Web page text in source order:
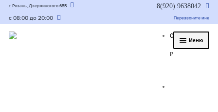
г. Рязань, Дзержинского 65Б
с 08:00 до 20:00
8(920) 9638042
Перезвоните мне
Меню
0
₽